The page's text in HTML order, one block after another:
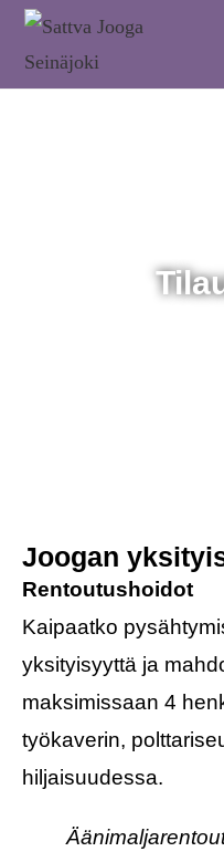
Joogan
Rentoutushoidot
Kaipaatko
yksityisyyttä ja
maksimissaan 4
työkaverin,
hiljaisuudessa.